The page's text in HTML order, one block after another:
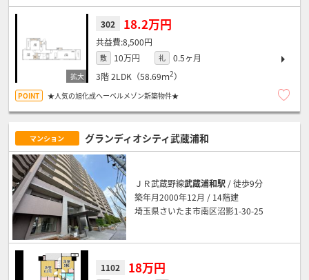
302 18.2万円
8,500円
敷 10万円 礼
0.5ヶ月
3階2LDK（58.69ｍ2）
★人気の旭化成へーベルメゾン新築物件★
マンション グランディオシティ武蔵浦和
ＪＲ武蔵野線武蔵浦和駅 / 徒歩9分
築年月2000年12月 / 14階建
埼玉県さいたま市南区沼影1-30-25
1102 18万円